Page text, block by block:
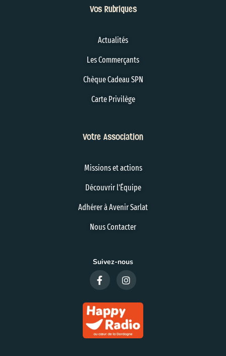
Vos Rubriques
Actualités
Les Commerçants
Chèque Cadeau SPN
Carte Privilège
Votre Association
Missions et actions
Découvrir l'Équipe
Adhérer à Avenir Sarlat
Nous Contacter
Suivez-nous